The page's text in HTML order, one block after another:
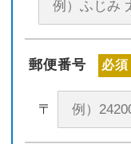
郵便番号 必須
〒